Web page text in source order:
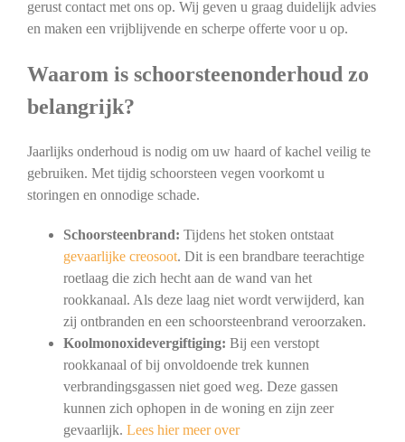
gerust contact met ons op. Wij geven u graag duidelijk advies
en maken een vrijblijvende en scherpe offerte voor u op.
Waarom is schoorsteenonderhoud zo
belangrijk?
Jaarlijks onderhoud is nodig om uw haard of kachel veilig te
gebruiken. Met tijdig schoorsteen vegen voorkomt u
storingen en onnodige schade.
Schoorsteenbrand: Tijdens het stoken ontstaat
gevaarlijke creosoot. Dit is een brandbare teerachtige
roetlaag die zich hecht aan de wand van het
rookkanaal. Als deze laag niet wordt verwijderd, kan
zij ontbranden en een schoorsteenbrand veroorzaken.
Koolmonoxidevergiftiging: Bij een verstopt
rookkanaal of bij onvoldoende trek kunnen
verbrandingsgassen niet goed weg. Deze gassen
kunnen zich ophopen in de woning en zijn zeer
gevaarlijk. Lees hier meer over